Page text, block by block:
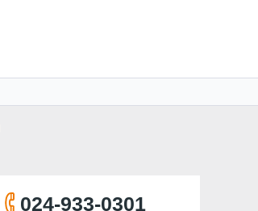
024-933-0301